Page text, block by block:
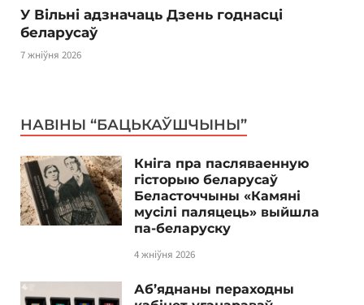
У Вільні адзначаць Дзень годнасці
беларусаў
7 жніўня 2026
НАВІНЫ “БАЦЬКАЎШЧЫНЫ”
Кніга пра пасляваенную
гісторыю беларусаў
Беласточчыны «Камяні
мусілі паляцець» выйшла
па-беларуску
4 жніўня 2026
Аб’яднаны пераходны